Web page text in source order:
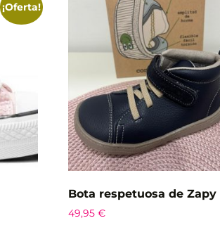
¡Oferta!
Bota respetuosa de Zapy
49,95€